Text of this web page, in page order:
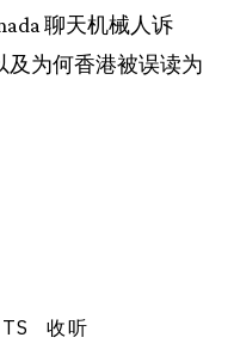
聊天机械人诉
及为何香港被误读为
收听